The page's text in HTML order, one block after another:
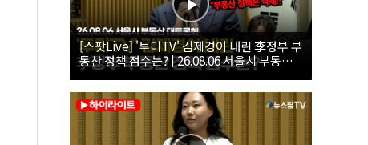
[스팟Live] '투미TV' 김제경이 내린 李정부 부
동산 정책 점수는? | 26.08.06 서울시 부동산
대토론회